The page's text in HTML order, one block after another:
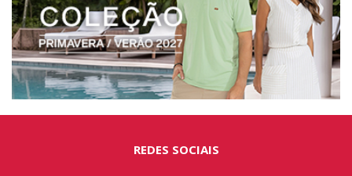
REDES SOCIAIS